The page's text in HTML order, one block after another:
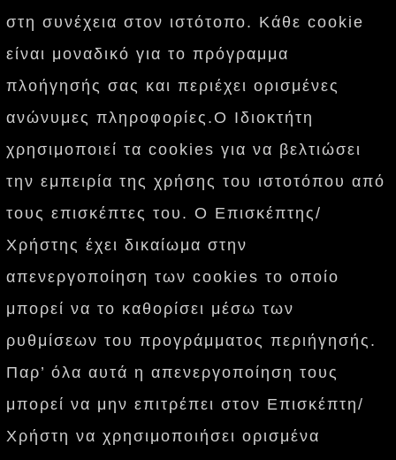
στη συνέχεια στον ιστότοπο. Κάθε cookie
είναι μοναδικό για το πρόγραμμα
πλοήγησής σας και περιέχει ορισμένες
ανώνυμες πληροφορίες.Ο Ιδιοκτήτη
χρησιμοποιεί τα cookies για να βελτιώσει
την εμπειρία της χρήσης του ιστοτόπου από
τους επισκέπτες του. Ο Επισκέπτης/
Χρήστης έχει δικαίωμα στην
απενεργοποίηση των cookies το οποίο
μπορεί να το καθορίσει μέσω των
ρυθμίσεων του προγράμματος περιήγησής.
Παρ’ όλα αυτά η απενεργοποίηση τους
μπορεί να μην επιτρέπει στον Επισκέπτη/
Χρήστη να χρησιμοποιήσει ορισμένα